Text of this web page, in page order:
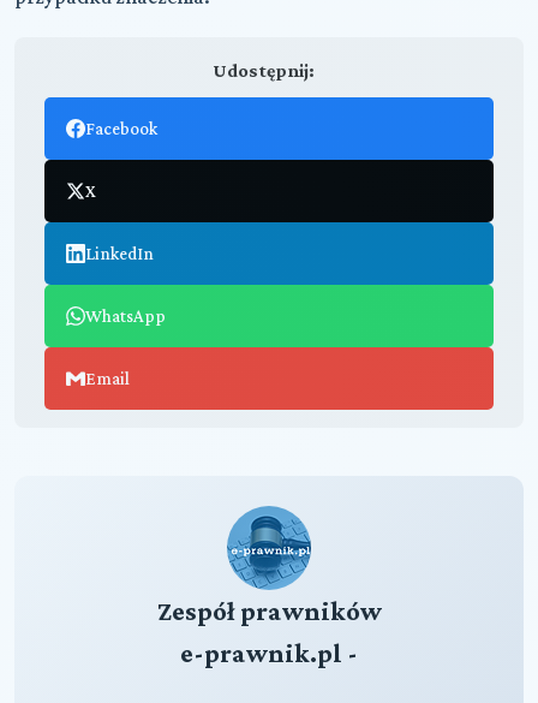
Udostępnij:
Facebook
X
LinkedIn
WhatsApp
Email
Zespół prawników
e-prawnik.pl -